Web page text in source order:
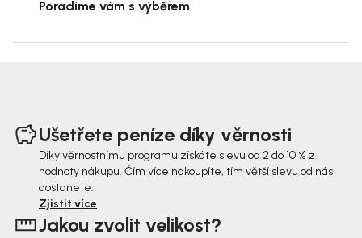
Poradíme vám s výběrem
Ušetřete peníze díky věrnosti
Díky věrnostnímu programu získáte slevu od 2 do 10 % z
hodnoty nákupu. Čím více nakoupíte, tím větší slevu od nás
dostanete.
Zjistit více
Jakou zvolit velikost?